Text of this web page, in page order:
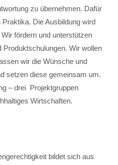
zu übernehmen. Dafür
Die Ausbildung wird
fördern und unterstützen
Produktschulungen. Wir wollen
wir die Wünsche und
setzen diese gemeinsam um.
– drei Projektgruppen
Wirtschaften.
bildet sich aus